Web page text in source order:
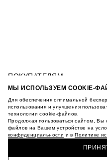
МЫ ИСПОЛЬЗУЕМ COOKIE-
Для обеспечения оптимальной
использования и улучшения
технологии cookie-файлов.
Продолжая пользоваться сайтом,
файлов на Вашем устройстве на
конфиденциальности и вПолитике
ПОКУПАТЕЛЯМ
УСЛОВИЯ
ПОЛИТИКА
ПОЛИТИКА COOKIE
УСЛОВИЯ ПОКУПКИ
О НАС
КАРЬЕРА
ЖИЛЕТ ИЗ МАКРАМЕ
КУПИТЬ +